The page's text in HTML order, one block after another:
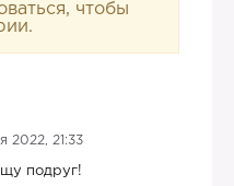
чтобы
2022, 21:33
подруг!